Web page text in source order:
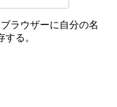
ラウザーに自分の名
る。